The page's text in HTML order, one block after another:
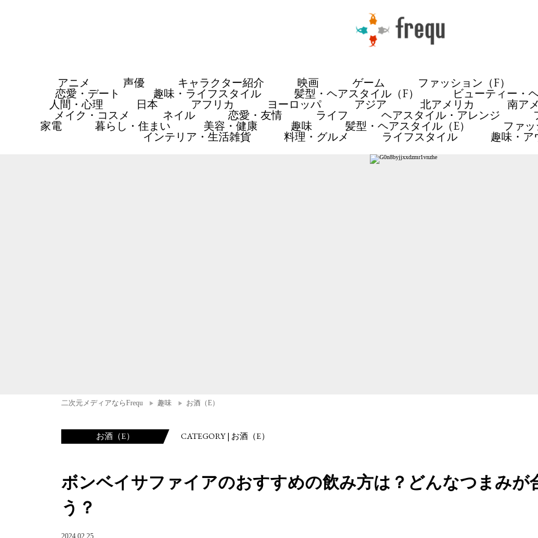
アニメ 声優 キャラクター紹介 映画 ゲーム ファッション（F）
恋愛・デート 趣味・ライフスタイル 髪型・ヘアスタイル（F） ビューティー・
人間・心理 日本 アフリカ ヨーロッパ アジア 北アメリカ 南ア
メイク・コスメ ネイル 恋愛・友情 ライフ ヘアスタイル・アレンジ
家電 暮らし・住まい 美容・健康 趣味 髪型・ヘアスタイル（E） ファ
インテリア・生活雑貨 料理・グルメ ライフスタイル 趣味・ア
二次元メディアならFrequ 趣味 お酒（E）
お酒（E） CATEGORY | お酒（E）
ボンベイサファイアのおすすめの飲み方は？どんなつまみが
う？
2024.02.25